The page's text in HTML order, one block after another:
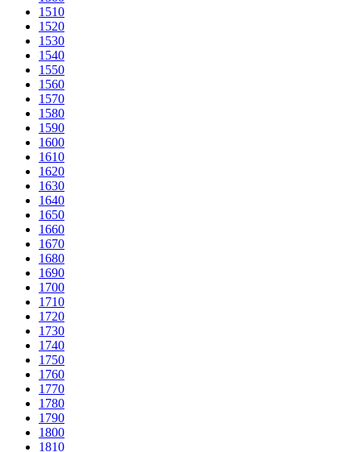
1510
1520
1530
1540
1550
1560
1570
1580
1590
1600
1610
1620
1630
1640
1650
1660
1670
1680
1690
1700
1710
1720
1730
1740
1750
1760
1770
1780
1790
1800
1810